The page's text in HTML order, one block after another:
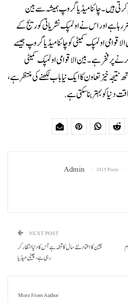
ہیں۔چائنا میڈیا گروپ ہمیشہ سے بین
رہا ہے اور اس نے اولمپک نشریاتی کوریج کے
اولمپک کمیٹی کو چائنا میڈیا گروپ جیسے
پر فخر ہے۔بین الاقوامی اولمپک کمیٹی
خیز تعاون کا ایک نیا باب لکھنے کی منتظر ہے،
کو بہتر بنا سکتی ہے.
Admin 2415 Posts
NEXT POST
چین کا اعتمادنئے سال کا تحفہ ہے جس کا دنیا انتظار کر
رہی ہے، چینی میڈیا
More From Author